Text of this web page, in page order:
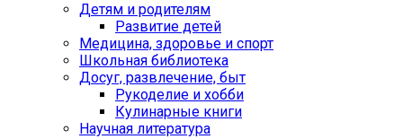
Детям и родителям
Развитие детей
Медицина, здоровье и спорт
Школьная библиотека
Досуг, развлечение, быт
Рукоделие и хобби
Кулинарные книги
Научная литература